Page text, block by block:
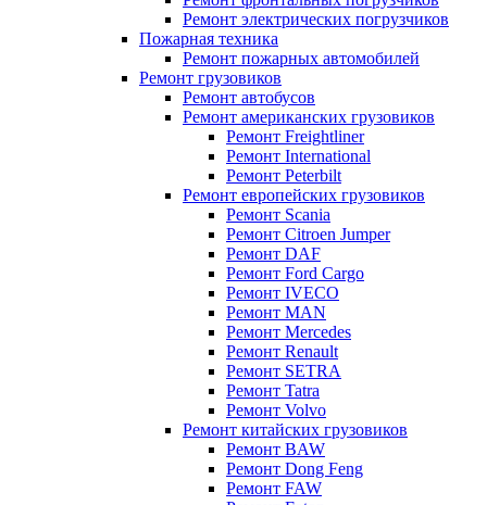
Ремонт электрических погрузчиков
Пожарная техника
Ремонт пожарных автомобилей
Ремонт грузовиков
Ремонт автобусов
Ремонт американских грузовиков
Ремонт Freightliner
Ремонт International
Ремонт Peterbilt
Ремонт европейских грузовиков
Ремонт Scania
Ремонт Citroen Jumper
Ремонт DAF
Ремонт Ford Cargo
Ремонт IVECO
Ремонт MAN
Ремонт Mercedes
Ремонт Renault
Ремонт SETRA
Ремонт Tatra
Ремонт Volvo
Ремонт китайских грузовиков
Ремонт BAW
Ремонт Dong Feng
Ремонт FAW